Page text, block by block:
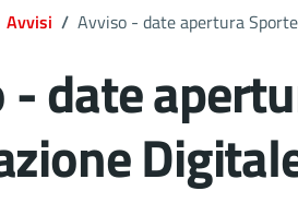
Avvisi / Avviso - date apertura
- date